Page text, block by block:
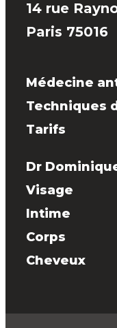
14 rue
Paris 75016
Médecine
Techniques
Tarifs
Dr
Visage
Intime
Corps
Cheveux